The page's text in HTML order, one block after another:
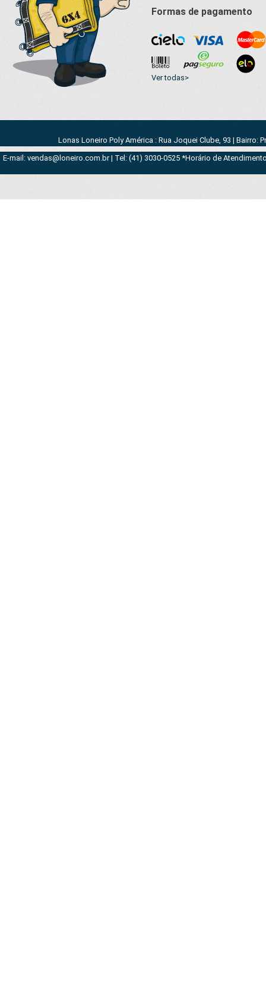
Formas de pagamento
Ver todas>
Lonas Loneiro Poly América : Rua Joquei Clube, 93 | Bairro:
E-mail: vendas@loneiro.com.br | Tel: (41) 3030-0525 *Horário de